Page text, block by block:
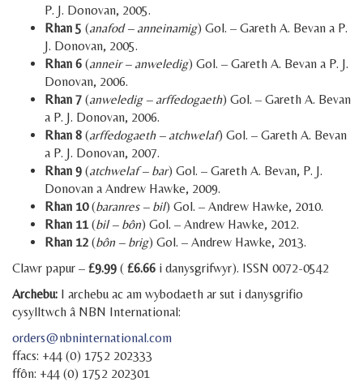
P. J. Donovan, 2005.
Rhan 5 (anafod – anneinamig) Gol. – Gareth A. Bevan a P.
J. Donovan, 2005.
Rhan 6 (anneir – anweledig) Gol. – Gareth A. Bevan a P. J.
Donovan, 2006.
Rhan 7 (anweledig – arffedogaeth) Gol. – Gareth A. Bevan
a P. J. Donovan, 2006.
Rhan 8 (arffedogaeth – atchwelaf) Gol. – Gareth A. Bevan
a P. J. Donovan, 2007.
Rhan 9 (atchwelaf – bar) Gol. – Gareth A. Bevan, P. J.
Donovan a Andrew Hawke, 2009.
Rhan 10(baranres – bil) Gol. – Andrew Hawke, 2010.
Rhan 11 (bil – bôn) Gol. – Andrew Hawke, 2012.
Rhan 12 (bôn – brig) Gol. – Andrew Hawke, 2013.
Clawr papur – £9.99 ( £6.66 i danysgrifwyr). ISSN 0072-0542
Archebu: I archebu ac am wybodaeth ar sut i danysgrifio
cysylltwch â NBN International:
orders@nbninternational.com
ffacs: +44 (0) 1752 202333
ffôn: +44 (0) 1752 202301